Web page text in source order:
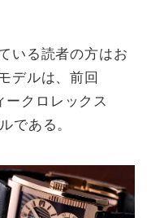
いる読者の方はお
デルは、前回
クロレックス
である。